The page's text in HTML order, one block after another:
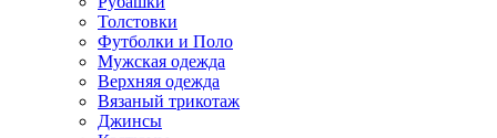
Толстовки
Футболки и Поло
Мужская одежда
Верхняя одежда
Вязаный трикотаж
Джинсы